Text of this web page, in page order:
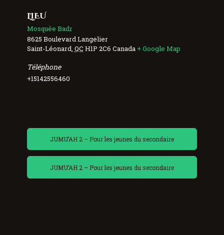
LIEU
Mosquée Badr
8625 Boulevard Langelier
Saint-Léonard QC H1P 2C6 Canada + Google Map
Téléphone
+15142556460
JUMU’AH 2 – Pour les jeunes du secondaire
JUMU’AH 2 – Pour les jeunes du secondaire